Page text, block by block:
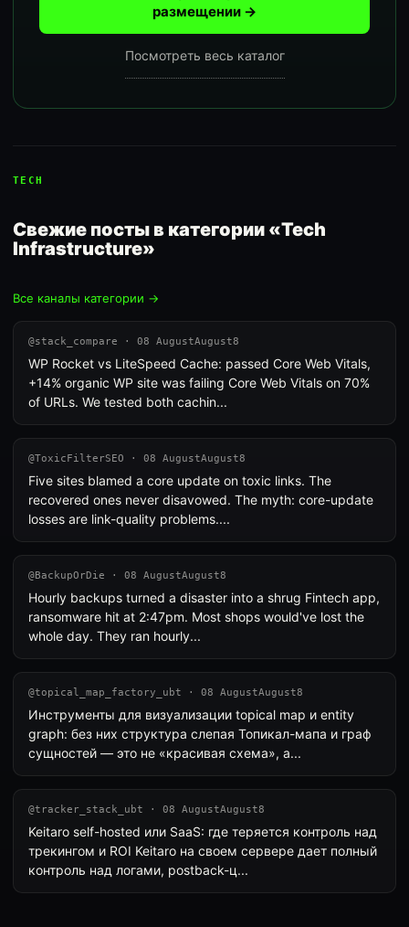
размещении →
Посмотреть весь каталог
TECH
Свежие посты в категории «Tech
Infrastructure»
Все каналы категории →
@stack_compare · 08 AugustAugust8
WP Rocket vs LiteSpeed Cache: passed Core Web Vitals,
+14% organic WP site was failing Core Web Vitals on 70%
of URLs. We tested both cachin...
@ToxicFilterSEO · 08 AugustAugust8
Five sites blamed a core update on toxic links. The
recovered ones never disavowed. The myth: core-update
losses are link-quality problems....
@BackupOrDie · 08 AugustAugust8
Hourly backups turned a disaster into a shrug Fintech app,
ransomware hit at 2:47pm. Most shops would've lost the
whole day. They ran hourly...
@topical_map_factory_ubt · 08 AugustAugust8
Инструменты для визуализации topical map и entity
graph: без них структура слепая Топикал-мапа и граф
сущностей — это не «красивая схема», а...
@tracker_stack_ubt · 08 AugustAugust8
Keitaro self-hosted или SaaS: где теряется контроль над
трекингом и ROI Keitaro на своем сервере дает полный
контроль над логами, postback-ц...